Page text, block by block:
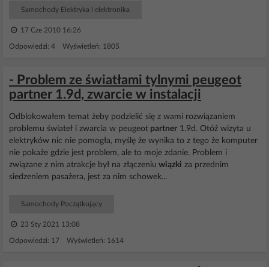
Samochody Elektryka i elektronika
17 Cze 2010 16:26
Odpowiedzi: 4 Wyświetleń: 1805
- Problem ze światłami tylnymi peugeot
partner 1.9d, zwarcie w instalacji
Odblokowałem temat żeby podzielić się z wami rozwiązaniem
problemu świateł i zwarcia w peugeot partner 1.9d. Otóż wizyta u
elektryków nic nie pomogła, myślę że wynika to z tego że komputer
nie pokaże gdzie jest problem, ale to moje zdanie. Problem i
związane z nim atrakcje był na złączeniu wiązki za przednim
siedzeniem pasażera, jest za nim schowek...
Samochody Początkujący
23 Sty 2021 13:08
Odpowiedzi: 17 Wyświetleń: 1614